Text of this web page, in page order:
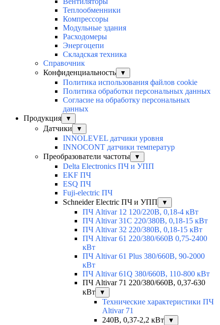
Теплообменники
Компрессоры
Модульные здания
Расходомеры
Энергоцепи
Складская техника
Справочник
Конфиденциальность
▼
Политика использования файлов cookie
Политика обработки персональных данных
Согласие на обработку персональных
данных
Продукция
▼
Датчики ▼
INNOLEVEL датчики уровня
INNOCONT датчики температур
Преобразователи частоты
▼
Delta Electronics ПЧ и УПП
EKF ПЧ
ESQ ПЧ
Fuji-electric ПЧ
Schneider Electric ПЧ и УПП
▼
ПЧ Altivar 12 120/220В, 0,18-4 кВт
ПЧ Altivar 31C 220/380В, 0,18-15 кВт
ПЧ Altivar 32 220/380В, 0,18-15 кВт
ПЧ Altivar 61 220/380/660В 0,75-2400
кВт
ПЧ Altivar 61 Plus 380/660В, 90-2000
кВт
ПЧ Altivar 61Q 380/660В, 110-800 кВт
ПЧ Altivar 71 220/380/660В, 0,37-630
кВт
▼
Технические характеристики ПЧ
Altivar 71
240В, 0,37-2,2 кВт
▼